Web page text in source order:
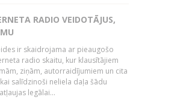
RADIO VEIDOTĀJUS,
ir skaidrojama ar pieaugošo
radio skaitu, kur klausītājiem
ziņām, autorraidījumiem un cita
salīdzinoši neliela daļa šādu
legālai...